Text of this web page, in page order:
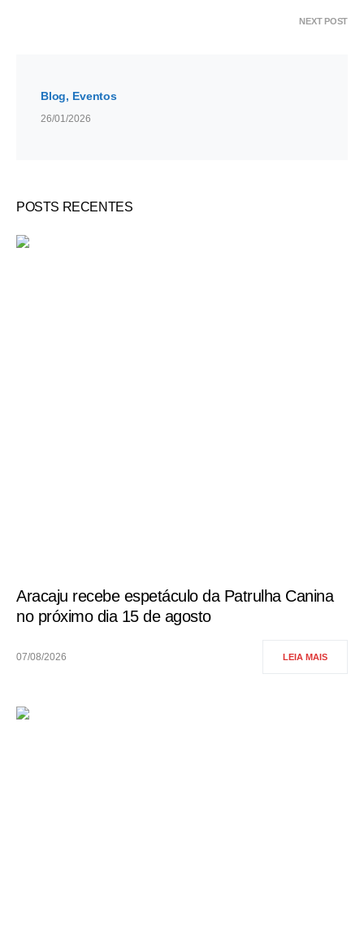
NEXT POST
Blog Eventos
26/01/2026
POSTS RECENTES
Aracaju recebe espetáculo da Patrulha Canina
no próximo dia 15 de agosto
07/08/2026 LEIA MAIS